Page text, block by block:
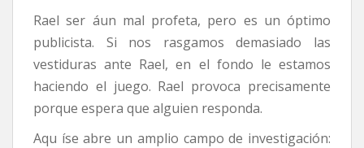
Rael ser áun mal profeta, pero es un óptimo
publicista. Si nos rasgamos demasiado las
vestiduras ante Rael, en el fondo le estamos
haciendo el juego. Rael provoca precisamente
porque espera que alguien responda.
Aqu íse abre un amplio campo de investigación: